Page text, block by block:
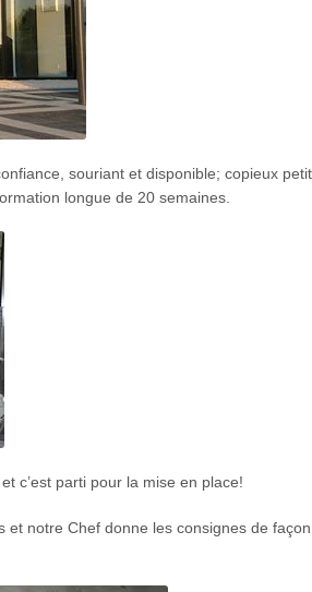
souriant et disponible; copieux
longue de 20 semaines.
c’est parti pour la mise en place!
notre Chef donne les consignes de